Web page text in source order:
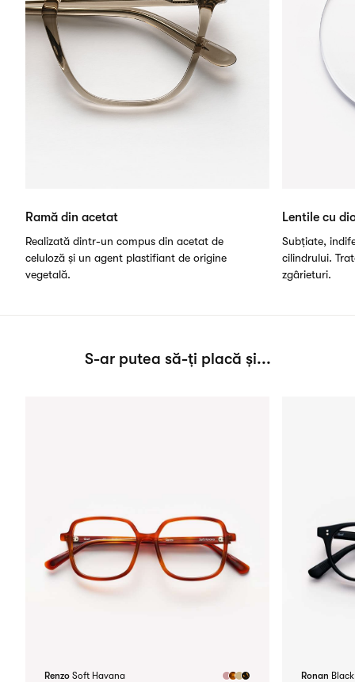
Ramă din acetat
Realizată dintr-un compus din acetat de
celuloză și un agent plastifiant de origine
vegetală.
Lentile cu
Subțiate,
cilindrului.
zgârieturi.
S-ar putea să-ți placă și...
Renzo Soft Havana Ronan Black